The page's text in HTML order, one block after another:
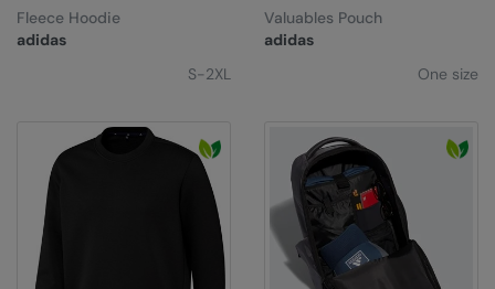
Westford Mill
adidas
Fleece Hoodie
S-2XL
adidas
Valuables Pouch
One size